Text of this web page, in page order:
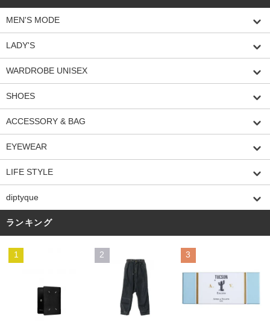
MEN'S MODE
LADY'S
WARDROBE UNISEX
SHOES
ACCESSORY & BAG
EYEWEAR
LIFE STYLE
diptyque
ランキング
1 2 3